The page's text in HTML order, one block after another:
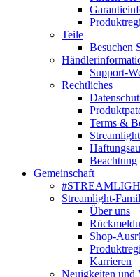
Teile
Besuchen
Support-
Rechtliches
Terms &
Beachtung
Gemeinschaft
Streamlight-
Über uns
Shop-
Karrieren
Neuigkeiten und